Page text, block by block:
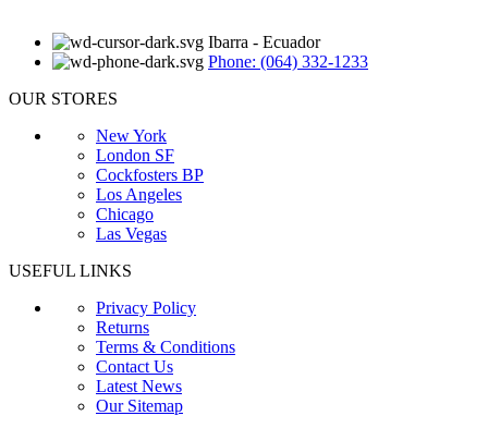
Ibarra - Ecuador
Phone: (064) 332-1233
OUR STORES
New York
London SF
Cockfosters BP
Los Angeles
Chicago
Las Vegas
USEFUL LINKS
Privacy Policy
Returns
Terms & Conditions
Contact Us
Latest News
Our Sitemap